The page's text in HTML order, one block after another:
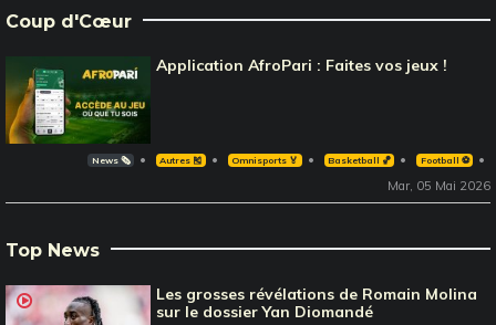
Coup d'Cœur
Application AfroPari : Faites vos jeux !
News 🗞️ Autres 🎽 Omnisports 🏅 Basketball 🏀 Football ⚽️
Mar, 05 Mai 2026
Top News
Les grosses révélations de Romain Molina
sur le dossier Yan Diomandé